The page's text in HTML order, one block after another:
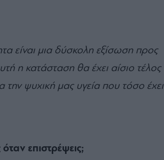
είναι μια δύσκολη εξίσωση προς
η κατάσταση θα έχει αίσιο τέλος
την ψυχική μας υγεία που τόσο έχει
επιστρέψεις;